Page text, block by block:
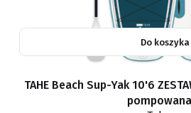
Do koszyka
TAHE Beach Sup-Yak 10'6
pompowana